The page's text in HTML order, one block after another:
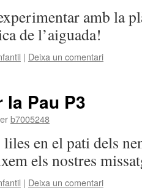
amb la
de l’aiguada!
| Deixa un comentari
la Pau P3
b7005248
liles en el pati dels
els nostres
| Deixa un comentari